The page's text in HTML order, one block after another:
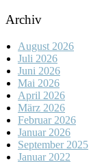
Archiv
August 2026
Juli 2026
Juni 2026
Mai 2026
April 2026
März 2026
Februar 2026
Januar 2026
September 2025
Januar 2022